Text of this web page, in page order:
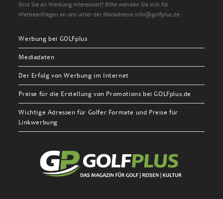
Sind Sie an Werbung interessiert? Bitte wenden Sie sich für
Werbeanfragen an uns unter der Mailadresse info@golfplus.de
Werbung bei GOLFplus
Mediadaten
Der Erfolg von Werbung im Internet
Preise für die Erstellung von Promotions bei GOLFplus.de
Wichtige Adressen für Golfer Formate und Preise für
Linkwerbung